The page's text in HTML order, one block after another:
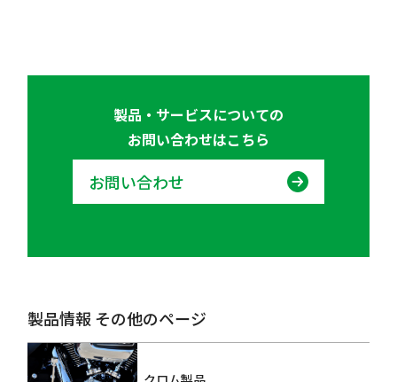
製品・サービスについての
お問い合わせはこちら
お問い合わせ
製品情報 その他のページ